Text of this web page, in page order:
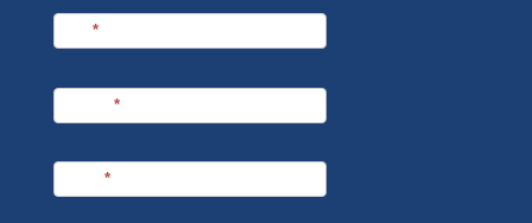
*
*
*